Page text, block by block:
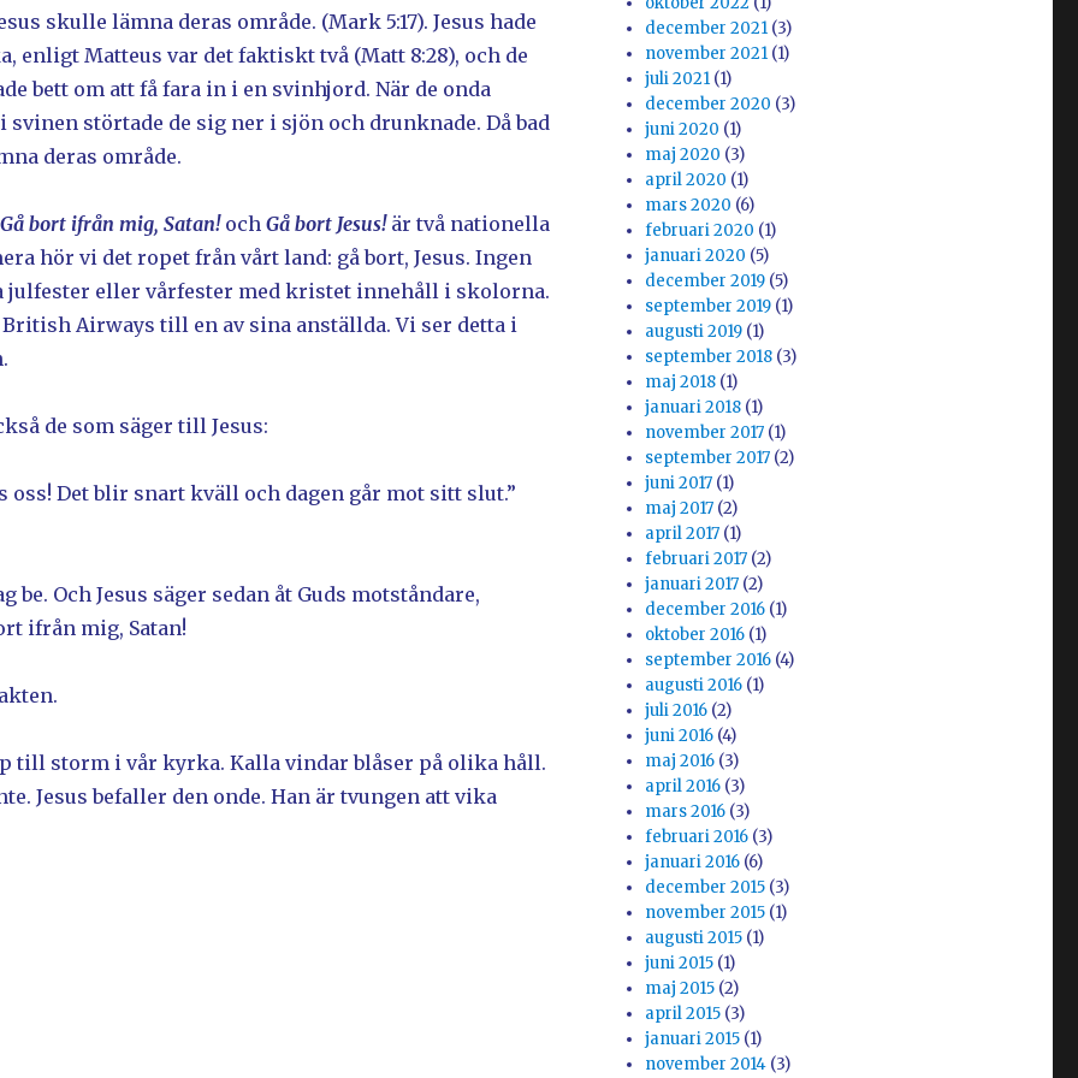
skulle lämna deras område. (Mark 5:17). Jesus hade
enligt Matteus var det faktiskt två (Matt 8:28), och de
bett om att få fara in i en svinhjord. När de onda
störtade de sig ner i sjön och drunknade. Då bad
deras område.
Gå bort ifrån mig, Satan! och Gå bort Jesus!är två nationella
hör vi det ropet från vårt land: gå bort, Jesus. Ingen
julfester eller vårfester med kristet innehåll i skolorna.
Airways till en av sina anställda. Vi ser detta i
de som säger till Jesus:
oss! Det blir snart kväll och dagen går mot sitt slut.”
be. Och Jesus säger sedan åt Guds motståndare,
ifrån mig, Satan!
till storm i vår kyrka. Kalla vindar blåser på olika håll.
Jesus befaller den onde. Han är tvungen att vika
december 2021 (3)
november 2021 (1)
juli 2021 (1)
december 2020 (3)
juni 2020 (1)
maj 2020 (3)
april 2020 (1)
mars 2020 (6)
februari 2020 (1)
januari 2020 (5)
december 2019 (5)
september 2019 (1)
augusti 2019 (1)
september 2018 (3)
maj 2018 (1)
januari 2018 (1)
november 2017 (1)
september 2017 (2)
juni 2017 (1)
maj 2017 (2)
april 2017 (1)
februari 2017 (2)
januari 2017 (2)
december 2016 (1)
oktober 2016 (1)
september 2016 (4)
augusti 2016 (1)
juli 2016 (2)
juni 2016 (4)
maj 2016 (3)
april 2016 (3)
mars 2016 (3)
februari 2016 (3)
januari 2016 (6)
december 2015 (3)
november 2015 (1)
augusti 2015 (1)
juni 2015 (1)
maj 2015 (2)
april 2015 (3)
januari 2015 (1)
november 2014 (3)